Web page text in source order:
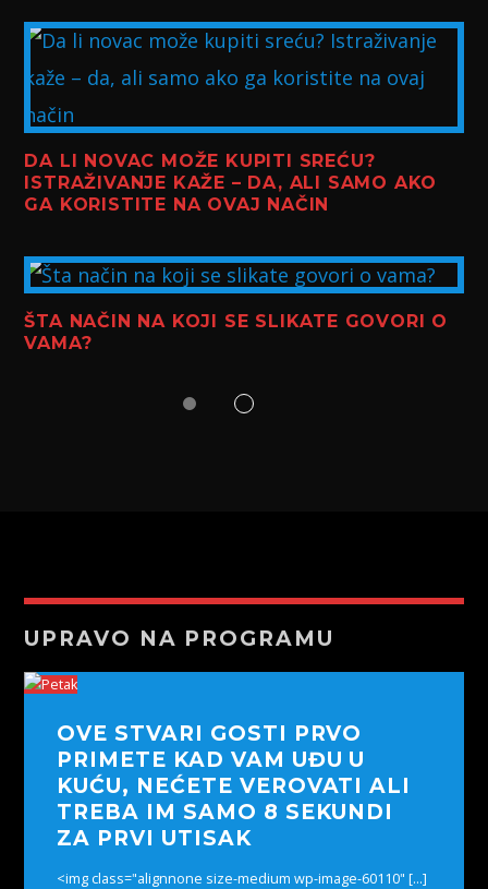
DA LI NOVAC MOŽE KUPITI SREĆU?
ISTRAŽIVANJE KAŽE – DA, ALI SAMO AKO
GA KORISTITE NA OVAJ NAČIN
ŠTA NAČIN NA KOJI SE SLIKATE GOVORI O
VAMA?
UPRAVO NA PROGRAMU
OVE STVARI GOSTI PRVO
PRIMETE KAD VAM UĐU U
KUĆU, NEĆETE VEROVATI ALI
TREBA IM SAMO 8 SEKUNDI
ZA PRVI UTISAK
<img class="alignnone size-medium wp-image-60110" [...]